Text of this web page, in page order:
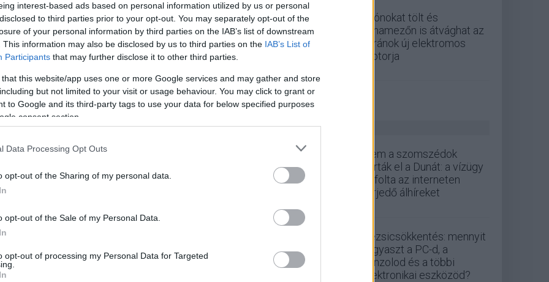
interest-based ads based on personal information utilized by us or personal
to third parties prior to your opt-out. You may separately opt-out of the
of your personal information by third parties on the IAB’s list of downstream
This information may also be disclosed by us to third parties on the IAB’s List of
Participants that may further disclose it to other third parties.
that this website/app uses one or more Google services and may gather and store
but not limited to your visit or usage behaviour. You may click to grant or
to Google and its third-party tags to use your data for below specified purposes
consent section.
Data Processing Opt Outs
opt-out of the Sharing of my personal data.
opt-out of the Sale of my Personal Data.
opt-out of processing my Personal Data for Targeted
Tetszik
és monitorjain már
támogatása
mellett pöröghet a Netflix.
Drónokat tölt és
aknamezőn is átvághat az
ukránok új elektromos
motorja
ZÖLD PÁLYA
Nem a szomszédok
zárták el a Dunát: a vízügy
cáfolta az interneten
terjedő álhíreket
Rezsicsökkentés: mennyit
fogyaszt a PC-d, a
konzolod és a többi
elektronikai eszközöd?